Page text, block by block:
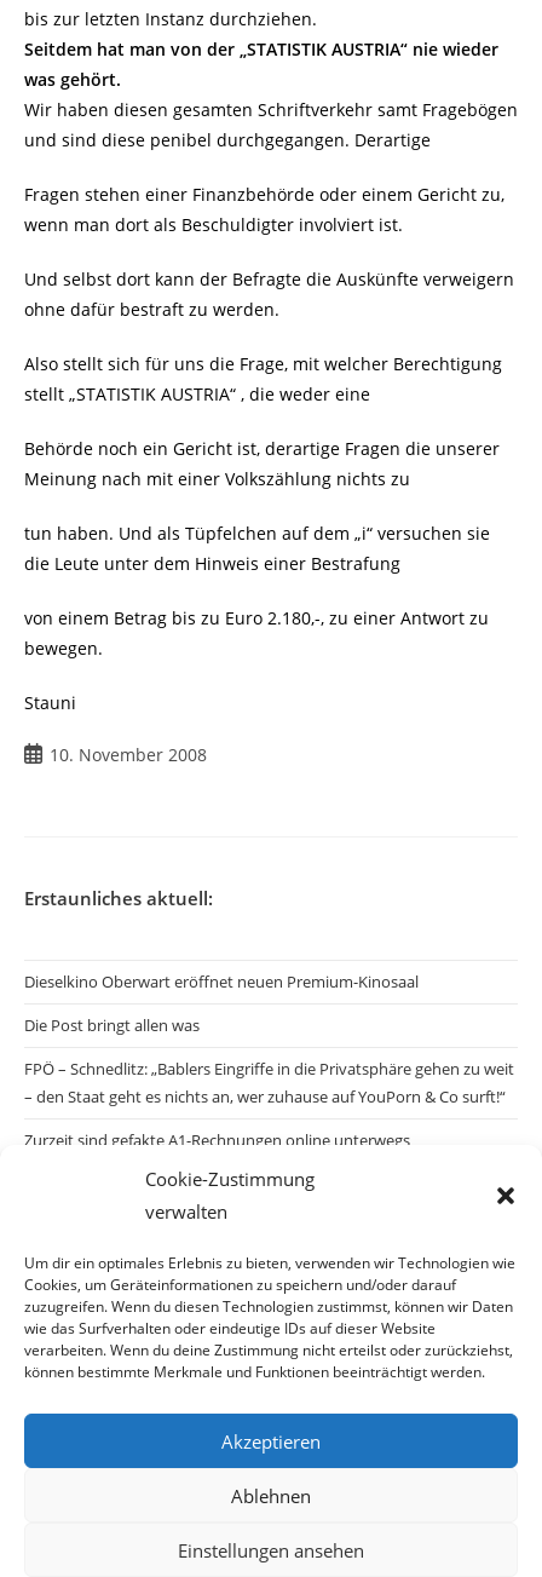
Cookie-Zustimmung
verwalten
Um dir ein optimales Erlebnis zu bieten, verwenden wir Technologien wie
Cookies, um Geräteinformationen zu speichern und/oder darauf
zuzugreifen. Wenn du diesen Technologien zustimmst, können wir Daten
wie das Surfverhalten oder eindeutige IDs auf dieser Website
verarbeiten. Wenn du deine Zustimmung nicht erteilst oder zurückziehst,
können bestimmte Merkmale und Funktionen beeinträchtigt werden.
Akzeptieren
Ablehnen
Einstellungen ansehen
bis zur letzten Instanz durchziehen.
Seitdem hat man von der „STATISTIK AUSTRIA“ nie wieder
was gehört.
Wir haben diesen gesamten Schriftverkehr samt Fragebögen
und sind diese penibel durchgegangen. Derartige
Fragen stehen einer Finanzbehörde oder einem Gericht zu,
wenn man dort als Beschuldigter involviert ist.
Und selbst dort kann der Befragte die Auskünfte verweigern
ohne dafür bestraft zu werden.
Also stellt sich für uns die Frage, mit welcher Berechtigung
stellt „STATISTIK AUSTRIA“ , die weder eine
Behörde noch ein Gericht ist, derartige Fragen die unserer
Meinung nach mit einer Volkszählung nichts zu
tun haben. Und als Tüpfelchen auf dem „i“ versuchen sie
die Leute unter dem Hinweis einer Bestrafung
von einem Betrag bis zu Euro 2.180,-, zu einer Antwort zu
bewegen.
Stauni
Beitrag10. November 2008
Erstaunliches aktuell:
Dieselkino Oberwart eröffnet neuen Premium-Kinosaal
Die Post bringt allen was
FPÖ – Schnedlitz: „Bablers Eingriffe in die Privatsphäre gehen zu weit
– den Staat geht es nichts an, wer zuhause auf YouPorn & Co surft!“
Zurzeit sind gefakte A1-Rechnungen online unterwegs
Salzburgs Juden und ihre Sicherheit: „Erst nach einem Anschlag wäre
die Gefahr endlich konkret!“
Biologisches Wunder in Ceuta
Ein vermeintliches Abschiebemärchen
Archiv